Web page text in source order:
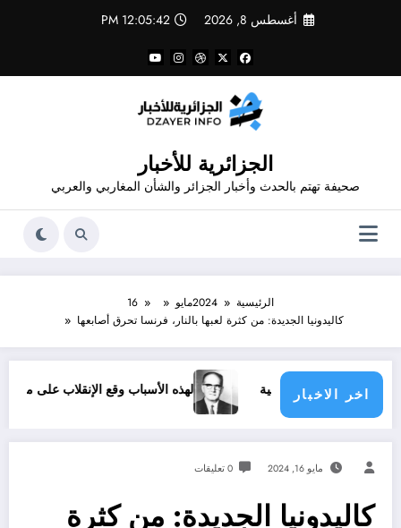
أغسطس 8, 2026 12:05:42 PM
الجزائرية للأخبار
صحيفة تهتم بالحدث وأخبار الجزائر والشأن المغاربي والعربي
الرئيسية 2024مايو
16
كاليدونيا الجديدة: من كثرة لعبها بالنار، فرنسا تحرق أصابعها
اخر الاخبار
والفرق الرياضية لهذه الأسباب وقع الإنقلاب على مالك بن نبي
مايو 16, 2024 0 تعليقات
كاليدونيا الجديدة: من كثرة